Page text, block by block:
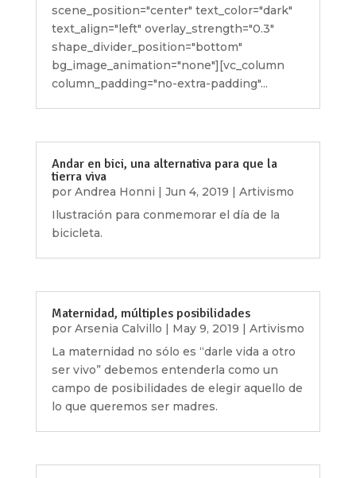
scene_position="center" text_color="dark"
text_align="left" overlay_strength="0.3"
shape_divider_position="bottom"
bg_image_animation="none"][vc_column
column_padding="no-extra-padding"...
Andar en bici, una alternativa para que la
tierra viva
por Andrea Honni | Jun 4, 2019 | Artivismo
Ilustración para conmemorar el día de la
bicicleta.
Maternidad, múltiples posibilidades
por Arsenia Calvillo | May 9, 2019 | Artivismo
La maternidad no sólo es “darle vida a otro
ser vivo” debemos entenderla como un
campo de posibilidades de elegir aquello de
lo que queremos ser madres.